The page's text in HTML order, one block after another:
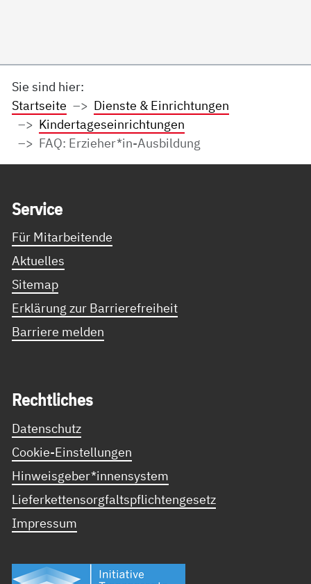
Sie sind hier:
Startseite
Dienste & Einrichtungen
Kindertageseinrichtungen
FAQ: Erzieher*in-Ausbildung
Ser­vice
Für Mitarbeitende
Aktuelles
Sitemap
Erklärung zur Barrierefreiheit
Barriere melden
Recht­li­ches
Datenschutz
Cookie-Einstellungen
Hinweisgeber*innensystem
Lieferkettensorgfaltspflichtengesetz
Impressum